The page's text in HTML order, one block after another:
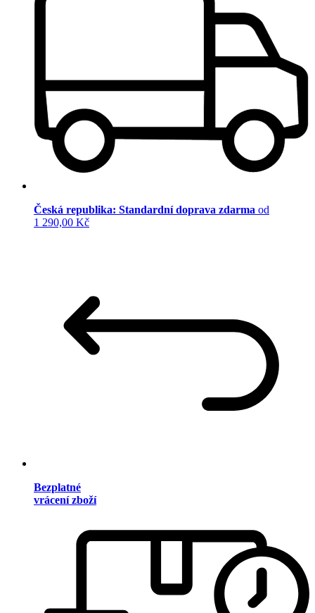
Česká republika: Standardní doprava zdarma od
1 290,00 Kč
Bezplatné
vrácení zboží